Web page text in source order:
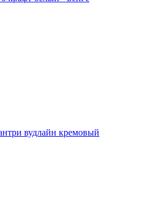
вудлайн кремовый